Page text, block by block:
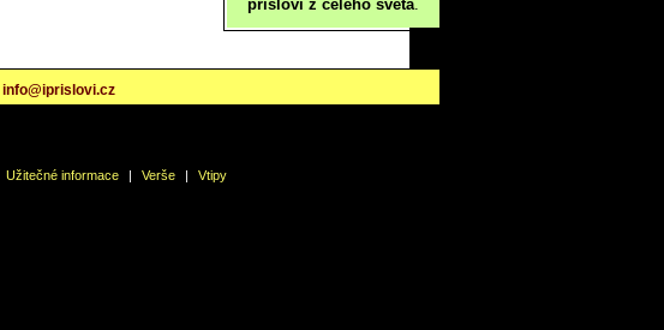
přísloví z celého světa.
info@iprislovi.cz
Užitečné informace | Verše | Vtipy